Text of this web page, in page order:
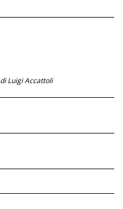
di Luigi Accattoli